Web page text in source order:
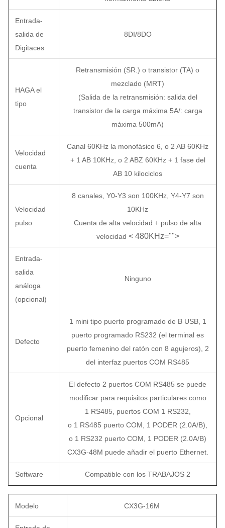
Entrada-
salida de
Digitaces
8DI/8DO
HAGA el
tipo
Retransmisión (SR.) o transistor (TA) o
mezclado (MRT)
(Salida de la retransmisión: salida del
transistor de la carga máxima 5A/: carga
máxima 500mA)
Velocidad
cuenta
Canal 60KHz la monofásico 6, o 2 AB 60KHz
+ 1 AB 10KHz, o 2 ABZ 60KHz + 1 fase del
AB 10 kilociclos
Velocidad
pulso
8 canales, Y0-Y3 son 100KHz, Y4-Y7 son
10KHz
Cuenta de alta velocidad + pulso de alta
velocidad < 480KHz="">
Entrada-
salida
análoga
(opcional)
Ninguno
Defecto
1 mini tipo puerto programado de B USB, 1
puerto programado RS232 (el terminal es
puerto femenino del ratón con 8 agujeros), 2
del interfaz puertos COM RS485
Opcional
El defecto 2 puertos COM RS485 se puede
modificar para requisitos particulares como
1 RS485, puertos COM 1 RS232,
o 1 RS485 puerto COM, 1 PODER (2.0A/B),
o 1 RS232 puerto COM, 1 PODER (2.0A/B)
CX3G-48M puede añadir el puerto Ethernet.
Software Compatible con los TRABAJOS 2
Modelo CX3G-16M